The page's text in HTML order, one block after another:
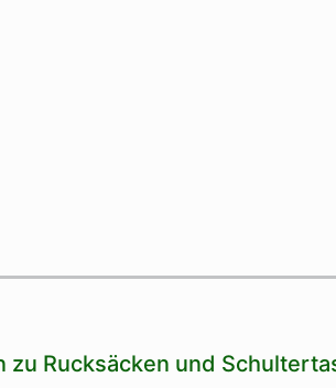
zu Rucksäcken und